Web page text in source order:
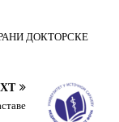
ДОКТОРСКЕ